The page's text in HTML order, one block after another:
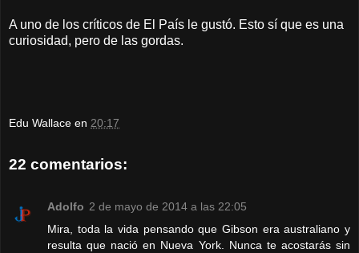
A uno de los críticos de El País le gustó. Esto sí que es una
curiosidad, pero de las gordas.
Edu Wallace en 20:17
22 comentarios:
Adolfo 2 de mayo de 2014 a las 22:05
Mira, toda la vida pensando que Gibson era australiano y
resulta que nació en Nueva York. Nunca te acostarás sin